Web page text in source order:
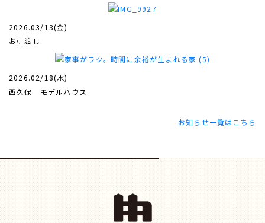
人と地球に優しい家づくり
2026.03/13(金)
お引渡し
2026.02/18(水)
西久保 モデルハウス
お知らせ一覧はこちら